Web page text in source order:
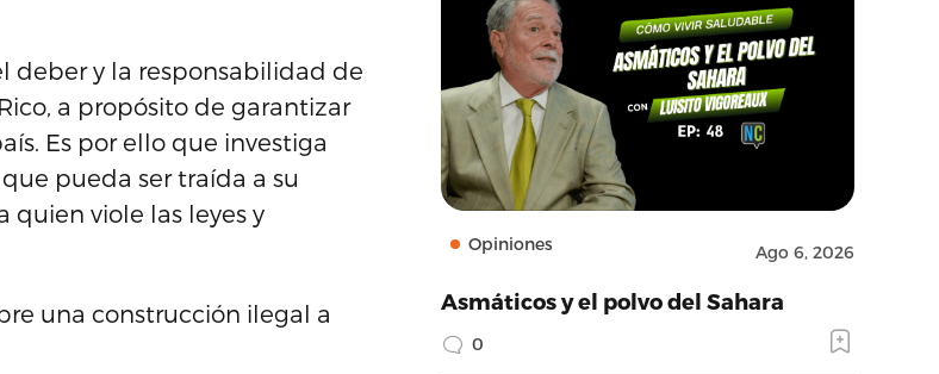
deber y la responsabilidad de
a propósito de garantizar
Es por ello que investiga
pueda ser traída a su
viole las leyes y
una construcción ilegal a
Opiniones Ago 6, 2026
Asmáticos y el polvo del Sahara
0